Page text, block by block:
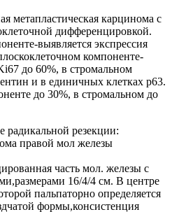
метапластическая карцинома с
дифференцировкой.
выявляется экспрессия
компоненте-
до 60%, в стромальном
и в единичных клетках р63.
до 30%, в стромальном до
радикальной резекции:
правой мол железы
часть мол. железы с
16/4/4 см. В центре
пальпаторно определяется
формы,консистенция